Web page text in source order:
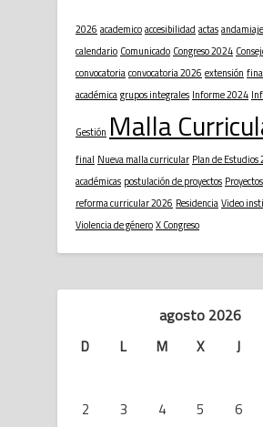
2026 academicoaccesibilidad actasandamiaje
calendario Comunicado Congreso 2024
convocatoriaconvocatoria 2026 extensión
académicagrupos integrales Informe 2024
Gestión Malla
final Nueva malla curricular Plan de Estudios
académicas postulación de proyectos
reforma curricular 2026 ResidenciaVideo
Violencia de géneroX Congreso
agosto 2026
D L M X J
2
3 4 5 6